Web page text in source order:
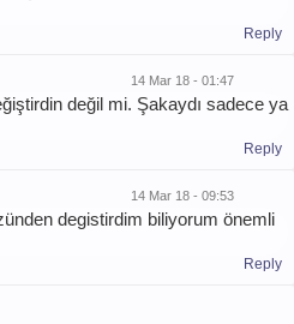
Reply
14 Mar 18 - 01:47
değil mi. Şakaydı sadece ya
Reply
14 Mar 18 - 09:53
degistirdim biliyorum önemli
Reply